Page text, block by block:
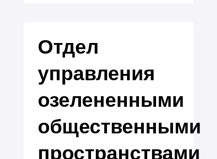
Отдел
управления
озелененными
общественными
пространствами